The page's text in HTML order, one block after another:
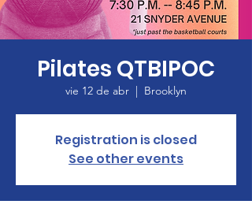
Pilates QTBIPOC
vie 12 de abr
  |
Brooklyn
Registration is closed
See other events